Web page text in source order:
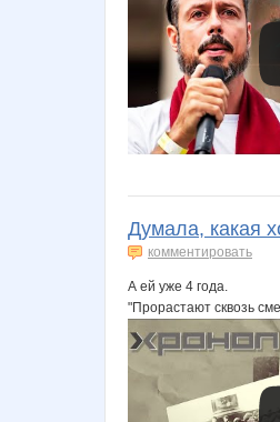
Думала, какая
комментировать
А ей уже 4 года.
"Прорастают сквозь